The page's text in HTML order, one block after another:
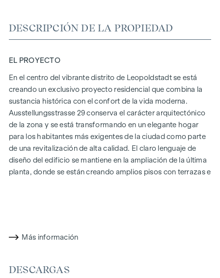
DESCRIPCIÓN DE LA PROPIEDAD
EL PROYECTO
En el centro del vibrante distrito de Leopoldstadt se está
creando un exclusivo proyecto residencial que combina la
sustancia histórica con el confort de la vida moderna.
Ausstellungsstrasse 29 conserva el carácter arquitectónico
de la zona y se está transformando en un elegante hogar
para los habitantes más exigentes de la ciudad como parte
de una revitalización de alta calidad. El claro lenguaje de
diseño del edificio se mantiene en la ampliación de la última
planta, donde se están creando amplios pisos con terrazas e
sofisticación arquitectónica con un acogedor carácter
detalles del mobiliario para adaptarlos a los deseos
Más información
DESCARGAS